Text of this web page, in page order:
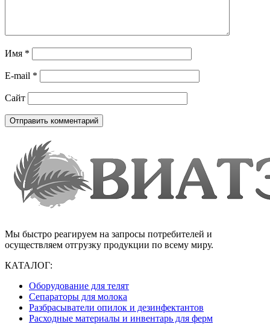
Имя *
E-mail *
Сайт
Мы быстро реагируем на запросы потребителей и
осуществляем отгрузку продукции по всему миру.
КАТАЛОГ:
Оборудование для телят
Сепараторы для молока
Разбрасыватели опилок и дезинфектантов
Расходные материалы и инвентарь для ферм